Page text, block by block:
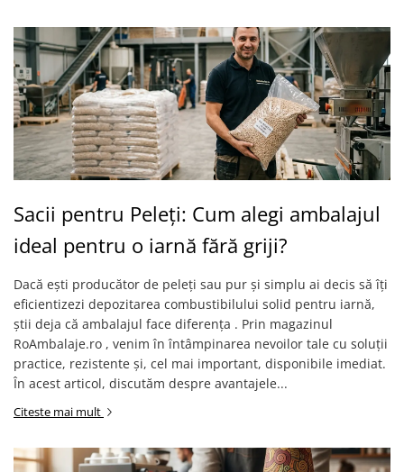
Sacii pentru Peleți: Cum alegi ambalajul
ideal pentru o iarnă fără griji?
Dacă ești producător de peleți sau pur și simplu ai decis să îți
eficientizezi depozitarea combustibilului solid pentru iarnă,
știi deja că ambalajul face diferența . Prin magazinul
RoAmbalaje.ro , venim în întâmpinarea nevoilor tale cu soluții
practice, rezistente și, cel mai important, disponibile imediat.
În acest articol, discutăm despre avantajele...
Citeste mai mult